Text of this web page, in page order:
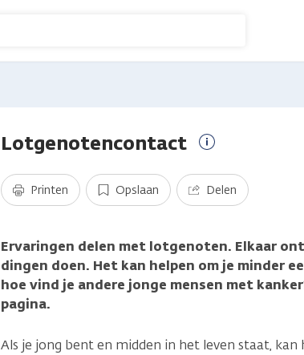
Lotgenotencontact
informatie
Printen Opslaan Delen
Ervaringen delen met lotgenoten. Elkaar
dingen doen. Het kan helpen om je minder
hoe vind je andere jonge mensen met
pagina.
Als je jong bent en midden in het leven staat,